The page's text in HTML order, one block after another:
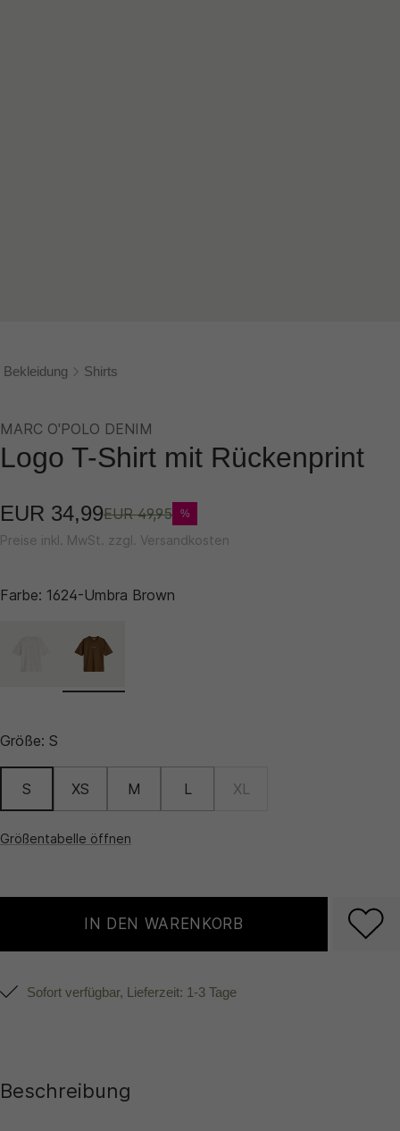
Bekleidung Shirts
MARC O'POLO DENIM
Logo T-Shirt mit Rückenprint
EUR 34,99EUR 49,95 %
Preise inkl. MwSt. zzgl. Versandkosten
Farbe: 1624-Umbra Brown
Größe: S
S XS M L XL
Größentabelle öffnen
IN DEN WARENKORB
Sofort verfügbar, Lieferzeit: 1-3 Tage
Beschreibung